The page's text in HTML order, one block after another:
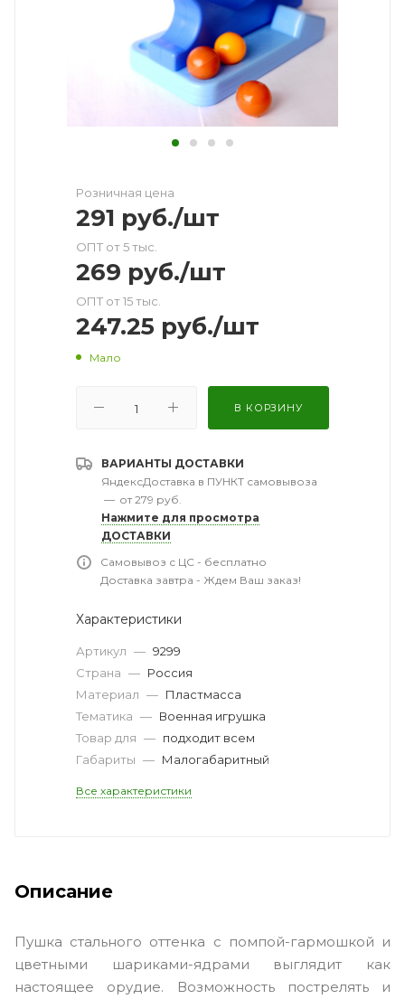
Розничная цена
291 руб./шт
ОПТ от 5 тыс.
269 руб./шт
ОПТ от 15 тыс.
247.25 руб./шт
Мало
В КОРЗИНУ
ВАРИАНТЫ ДОСТАВКИ
ЯндексДоставка в ПУНКТ самовывоза
— от 279 руб.
Нажмите для просмотра
ДОСТАВКИ
Самовывоз с ЦС - бесплатно
Доставка завтра - Ждем Ваш заказ!
Характеристики
Артикул — 9299
Страна — Россия
Материал — Пластмасса
Тематика — Военная игрушка
Товар для — подходит всем
Габариты — Малогабаритный
Все характеристики
Описание
Пушка стального оттенка с помпой-гармошкой и
цветными шариками-ядрами выглядит как
настоящее орудие. Возможность пострелять и